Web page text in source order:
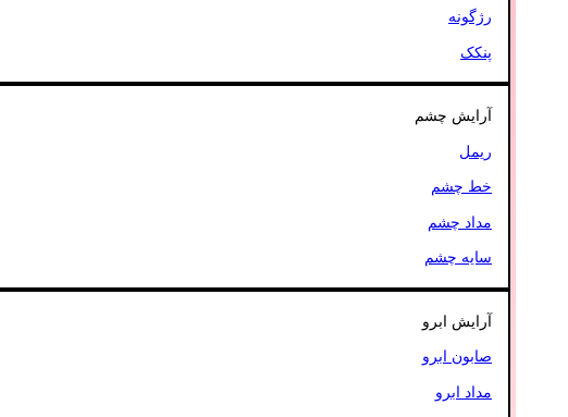
رژگونه
پنکک
آرایش چشم
ریمل
خط چشم
مداد چشم
سایه چشم
آرایش ابرو
صابون ابرو
مداد ابرو